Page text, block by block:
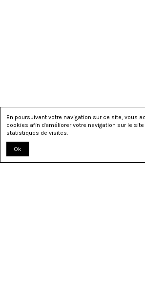
En poursuivant votre navigation sur ce site, vous
cookies afin d'améliorer votre navigation sur le
statistiques de visites.
Ok